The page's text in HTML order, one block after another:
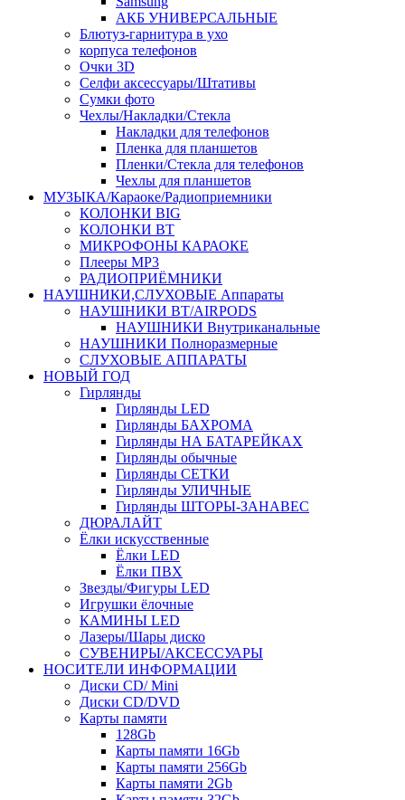
АКБ УНИВЕРСАЛЬНЫЕ
Блютуз-гарнитура в ухо
корпуса телефонов
Очки 3D
Селфи аксессуары/Штативы
Сумки фото
Чехлы/Накладки/Стекла
Накладки для телефонов
Пленка для планшетов
Пленки/Стекла для телефонов
Чехлы для планшетов
МУЗЫКА/Караоке/Радиоприемники
КОЛОНКИ BIG
КОЛОНКИ BT
МИКРОФОНЫ КАРАОКЕ
Плееры MP3
РАДИОПРИЁМНИКИ
НАУШНИКИ,СЛУХОВЫЕ Аппараты
НАУШНИКИ BT/AIRPODS
НАУШНИКИ Внутриканальные
НАУШНИКИ Полноразмерные
СЛУХОВЫЕ АППАРАТЫ
НОВЫЙ ГОД
Гирлянды
Гирлянды LED
Гирлянды БАХРОМА
Гирлянды НА БАТАРЕЙКАХ
Гирлянды обычные
Гирлянды СЕТКИ
Гирлянды УЛИЧНЫЕ
Гирлянды ШТОРЫ-ЗАНАВЕС
ДЮРАЛАЙТ
Ёлки искусственные
Ёлки LED
Ёлки ПВХ
Звезды/Фигуры LED
Игрушки ёлочные
КАМИНЫ LED
Лазеры/Шары диско
СУВЕНИРЫ/АКСЕССУАРЫ
НОСИТЕЛИ ИНФОРМАЦИИ
Диски CD/ Mini
Диски CD/DVD
Карты памяти
128Gb
Карты памяти 16Gb
Карты памяти 256Gb
Карты памяти 2Gb